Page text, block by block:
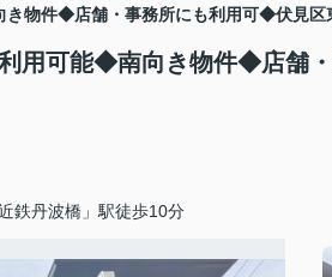
物件◆店舗・事務所にも利用可◆伏見区
用可能◆南向き物件◆店舗
鉄丹波橋」駅徒歩10分